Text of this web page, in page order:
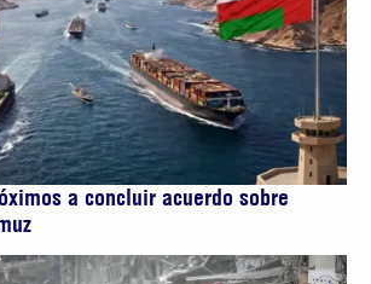
a concluir acuerdo sobre